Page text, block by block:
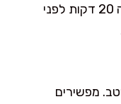
חם אני מעדיפה מקרר, ואז מוציאה 20 דקות לפני
מפשירים